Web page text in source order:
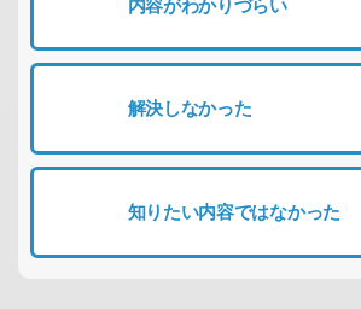
内容がわかりづらい
解決しなかった
知りたい内容ではなかった